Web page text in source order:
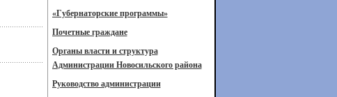
«Губернаторские программы»
Почетные граждане
Органы власти и структура
Администрации Новосильского района
Руководство администрации